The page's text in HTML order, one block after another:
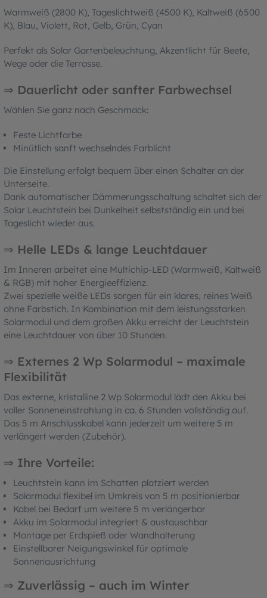
Warmweiß (2800 K), Tageslichtweiß (4500 K), Kaltweiß (6500
K), Blau, Violett, Rot, Gelb, Grün, Cyan
Perfekt als Solar Gartenbeleuchtung, Akzentlicht für Beete,
Wege oder die Terrasse.
⇒ Dauerlicht oder sanfter Farbwechsel
Wählen Sie ganz nach Geschmack:
Feste Lichtfarbe
Minütlich sanft wechselndes Farblicht
Die Einstellung erfolgt bequem über einen Schalter an der
Unterseite.
Dank automatischer Dämmerungsschaltung schaltet sich der
Solar Leuchtstein bei Dunkelheit selbstständig ein und bei
Tageslicht wieder aus.
⇒ Helle LEDs & lange Leuchtdauer
Im Inneren arbeitet eine Multichip-LED (Warmweiß, Kaltweiß
& RGB) mit hoher Energieeffizienz.
Zwei spezielle weiße LEDs sorgen für ein klares, reines Weiß
ohne Farbstich. In Kombination mit dem leistungsstarken
Solarmodul und dem großen Akku erreicht der Leuchtstein
eine Leuchtdauer von über 10 Stunden.
⇒ Externes 2 Wp Solarmodul – maximale
Flexibilität
Das externe, kristalline 2 Wp Solarmodul lädt den Akku bei
voller Sonneneinstrahlung in ca. 6 Stunden vollständig auf.
Das 5 m Anschlusskabel kann jederzeit um weitere 5 m
verlängert werden (Zubehör).
⇒ Ihre Vorteile:
Leuchtstein kann im Schatten platziert werden
Solarmodul flexibel im Umkreis von 5 m positionierbar
Kabel bei Bedarf um weitere 5 m verlängerbar
Akku im Solarmodul integriert & austauschbar
Montage per Erdspieß oder Wandhalterung
Einstellbarer Neigungswinkel für optimale
Sonnenausrichtung
⇒ Zuverlässig – auch im Winter